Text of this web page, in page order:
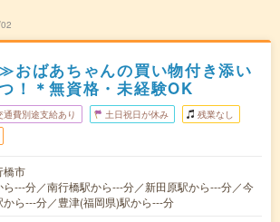
ばあちゃんの買い物付き添い
！＊無資格・未経験OK
通費別途支給あり 土日祝日が休み 残業なし
橋市
ら---分／南行橋駅から---分／新田原駅から---分／今
から---分／豊津(福岡県)駅から---分